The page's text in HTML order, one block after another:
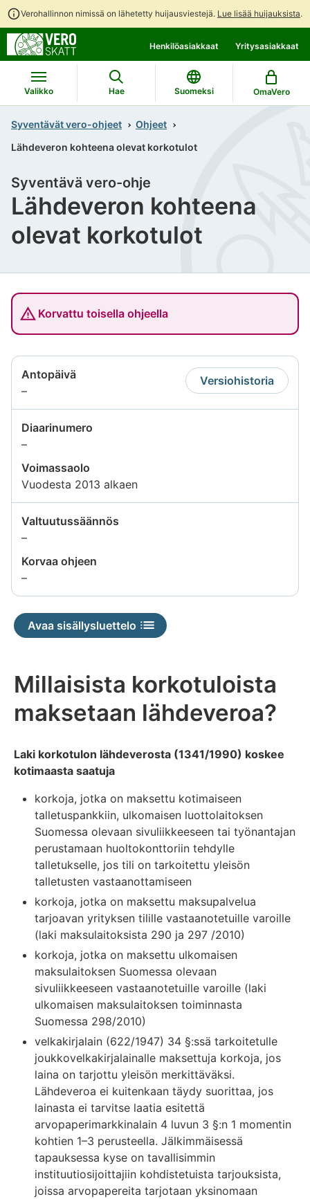
Verohallinnon nimissä on lähetetty huijausviestejä. Lue lisää huijauksista.
suoraan
sisältöön
koko
sivuston
hakuun
Henkilöasiakkaat Yritysasiakkaat
Valikko Hae Suomeksi OmaVero
Syventävät vero-ohjeet
Ohjeet
Lähdeveron kohteena olevat korkotulot
Lähdeveron kohteena
olevat korkotulot
Syventävä vero-ohje
Korvattu toisella ohjeella
Antopäivä
–Tietoa
ei
saatavilla
Versiohistoria
Diaarinumero
–Tietoa
saatavilla
Voimassaolo
Vuodesta 2013 alkaen
Valtuutussäännös
–Tietoa
saatavilla
Korvaa ohjeen
–Tietoa
ei
saatavilla
Avaa sisällysluettelo
Millaisista korkotuloista
maksetaan lähdeveroa?
Laki korkotulon lähdeverosta (1341/1990) koskee
kotimaasta saatuja
korkoja, jotka on maksettu kotimaiseen
talletuspankkiin, ulkomaisen luottolaitoksen
Suomessa olevaan sivuliikkeeseen tai työnantajan
perustamaan huoltokonttoriin tehdylle
talletukselle, jos tili on tarkoitettu yleisön
talletusten vastaanottamiseen
korkoja, jotka on maksettu maksupalvelua
tarjoavan yrityksen tilille vastaanotetuille varoille
(laki maksulaitoksista 290 ja 297 /2010)
korkoja, jotka on maksettu ulkomaisen
maksulaitoksen Suomessa olevaan
sivuliikkeeseen vastaanotetuille varoille (laki
ulkomaisen maksulaitoksen toiminnasta
Suomessa 298/2010)
velkakirjalain (622/1947) 34 §:ssä tarkoitetulle
joukkovelkakirjalainalle maksettuja korkoja, jos
laina on tarjottu yleisön merkittäväksi.
Lähdeveroa ei kuitenkaan täydy suorittaa, jos
lainasta ei tarvitse laatia esitettä
arvopaperimarkkinalain 4 luvun 3 §:n 1 momentin
kohtien 1–3 perusteella. Jälkimmäisessä
tapauksessa kyse on tavallisimmin
instituutiosijoittajiin kohdistetuista tarjouksista,
joissa arvopapereita tarjotaan yksinomaan